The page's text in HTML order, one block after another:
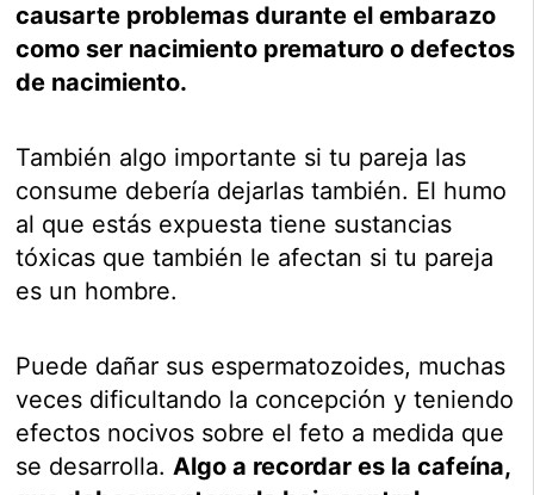
causarte problemas durante el embarazo
como ser nacimiento prematuro o defectos
de nacimiento.
También algo importante si tu pareja las
consume debería dejarlas también. El humo
al que estás expuesta tiene sustancias
tóxicas que también le afectan si tu pareja
es un hombre.
Puede dañar sus espermatozoides, muchas
veces dificultando la concepción y teniendo
efectos nocivos sobre el feto a medida que
se desarrolla.Algo a recordar es la cafeína,